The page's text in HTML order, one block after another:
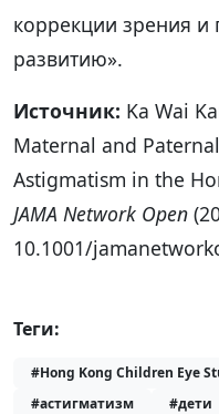
коррекции зрения
развитию».
Источник: Ka Wai
Maternal and
Astigmatism in the
JAMA Network Open
10.1001/
Теги:
#Hong Kong Children Eye
#астигматизм
#дети